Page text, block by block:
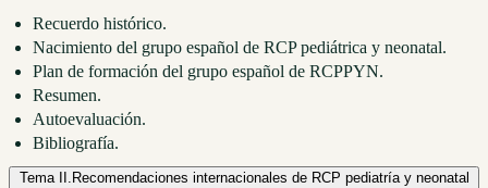
Recuerdo histórico.
Nacimiento del grupo español de RCP pediátrica y neonatal.
Plan de formación del grupo español de RCPPYN.
Resumen.
Autoevaluación.
Bibliografía.
Tema II. Recomendaciones internacionales de RCP pediatría y neonatal